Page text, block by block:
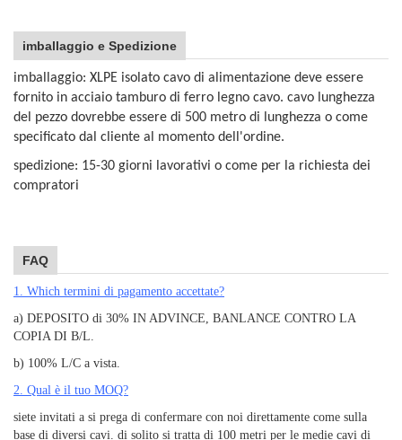
imballaggio e Spedizione
imballaggio: XLPE isolato cavo di alimentazione deve essere
fornito in acciaio tamburo di ferro legno cavo. cavo lunghezza
del pezzo dovrebbe essere di 500 metro di lunghezza o come
specificato dal cliente al momento dell'ordine.
spedizione: 15-30 giorni lavorativi o come per la richiesta dei
compratori
FAQ
1. Which termini di pagamento accettate?
a) DEPOSITO di 30% IN ADVINCE, BANLANCE CONTRO LA
COPIA DI B/L.
b) 100% L/C a vista.
2. Qual è il tuo MOQ?
siete invitati a si prega di confermare con noi direttamente come sulla
base di diversi cavi. di solito si tratta di 100 metri per le medie cavi di